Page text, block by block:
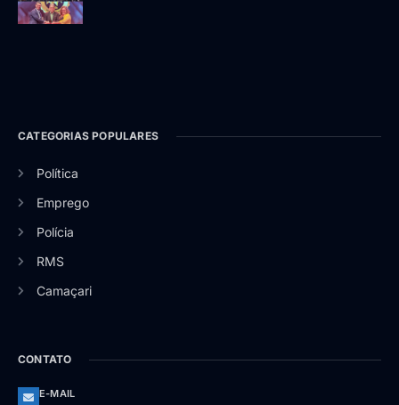
CATEGORIAS POPULARES
Política
Emprego
Polícia
RMS
Camaçari
CONTATO
E-MAIL